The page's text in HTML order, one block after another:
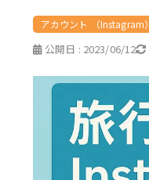
アカウント （Instagram）
公開日 : 2023/06/12